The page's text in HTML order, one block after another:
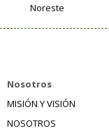
Noreste
Nosotros
MISIÓN Y VISIÓN
NOSOTROS